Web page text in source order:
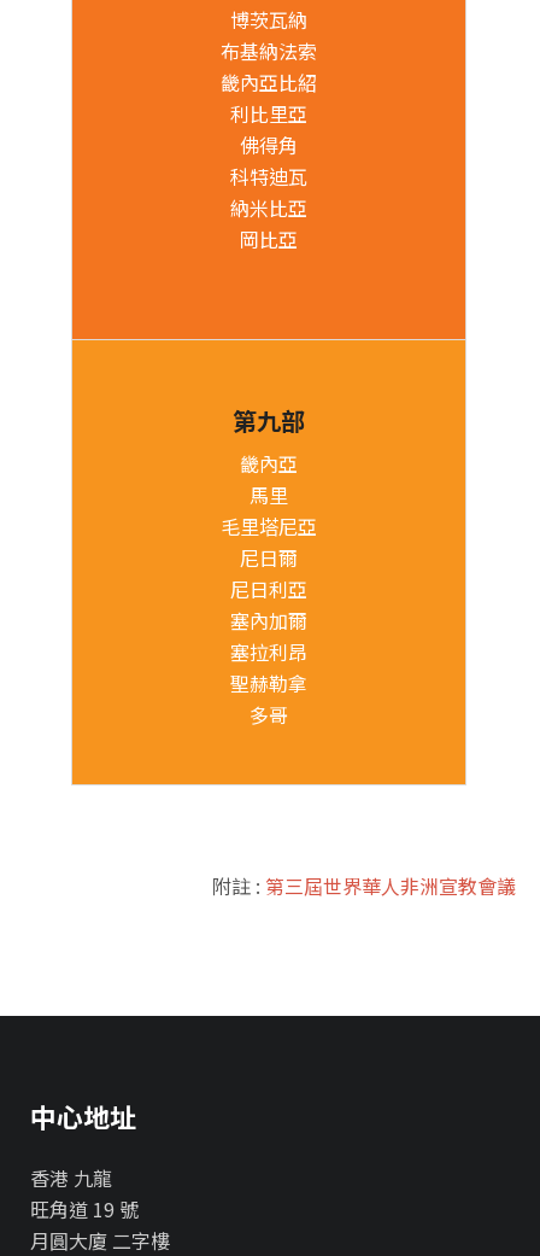
博茨瓦納
布基納法索
畿內亞比紹
利比里亞
佛得角
科特迪瓦
納米比亞
岡比亞
第九部
畿內亞
馬里
毛里塔尼亞
尼日爾
尼日利亞
塞內加爾
塞拉利昂
聖赫勒拿
多哥
附註 : 第三屆世界華人非洲宣教會議
中心地址
香港 九龍
旺角道 19 號
月圓大廈 二字樓